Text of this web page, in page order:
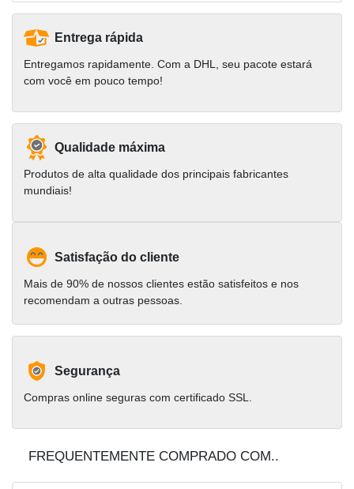
Entrega rápida
Entregamos rapidamente. Com a DHL, seu pacote estará
com você em pouco tempo!
Qualidade máxima
Produtos de alta qualidade dos principais fabricantes
mundiais!
Satisfação do cliente
Mais de 90% de nossos clientes estão satisfeitos e nos
recomendam a outras pessoas.
Segurança
Compras online seguras com certificado SSL.
FREQUENTEMENTE COMPRADO COM..